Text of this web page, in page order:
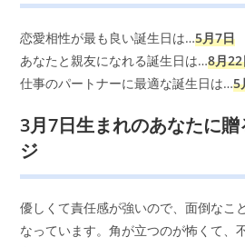
恋愛相性が最も良い誕生日は…5月7日
あなたと親友になれる誕生日は…8月
仕事のパートナーに最適な誕生日は…5
3月7日生まれのあなたに
ジ
優しくて責任感が強いので、面倒なこ
なっています。角が立つのが怖くて、